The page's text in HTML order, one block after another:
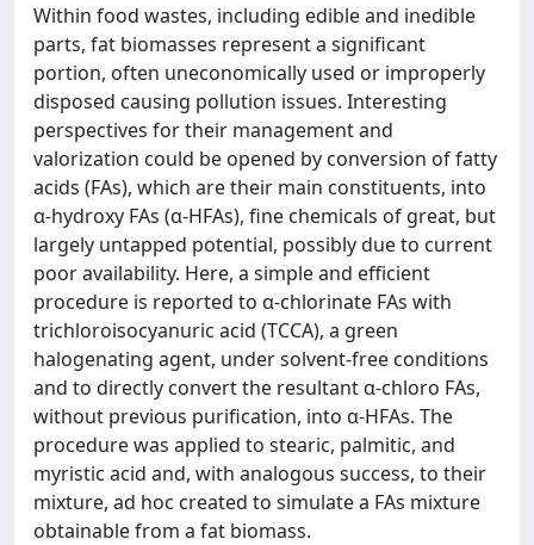
Within food wastes, including edible and inedible
parts, fat biomasses represent a significant
portion, often uneconomically used or improperly
disposed causing pollution issues. Interesting
perspectives for their management and
valorization could be opened by conversion of fatty
acids (FAs), which are their main constituents, into
α-hydroxy FAs (α-HFAs), fine chemicals of great, but
largely untapped potential, possibly due to current
poor availability. Here, a simple and efficient
procedure is reported to α-chlorinate FAs with
trichloroisocyanuric acid (TCCA), a green
halogenating agent, under solvent-free conditions
and to directly convert the resultant α-chloro FAs,
without previous purification, into α-HFAs. The
procedure was applied to stearic, palmitic, and
myristic acid and, with analogous success, to their
mixture, ad hoc created to simulate a FAs mixture
obtainable from a fat biomass.